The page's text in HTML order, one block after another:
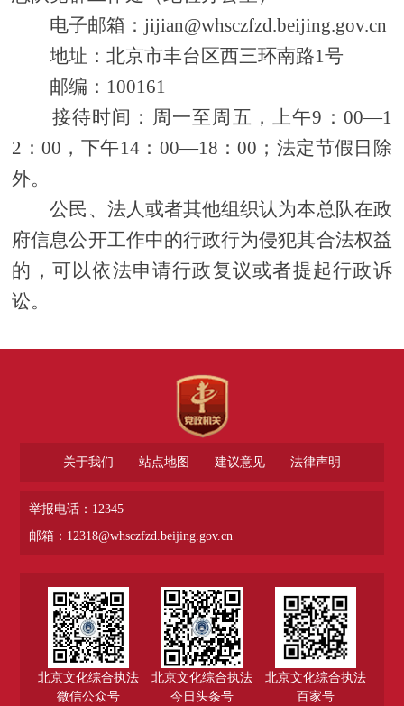
电子邮箱：jijian@whsczfzd.beijing.gov.cn
地址：北京市丰台区西三环南路1号
邮编：100161
接待时间：周一至周五，上午9：00—1
2：00，下午14：00—18：00；法定节假日除
外。
公民、法人或者其他组织认为本总队在政
府信息公开工作中的行政行为侵犯其合法权益
的，可以依法申请行政复议或者提起行政诉
讼。
关于我们 站点地图 建议意见 法律声明
举报电话：12345
邮箱：12318@whsczfzd.beijing.gov.cn
北京文化综合执法
微信公众号
北京文化综合执法
今日头条号
北京文化综合执法
百家号